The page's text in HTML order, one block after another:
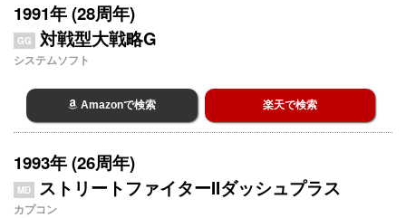
1991年 (28周年)
GG 対戦型大戦略G
システムソフト
Amazonで検索 楽天で検索
1993年 (26周年)
MD ストリートファイターIIダッシュプラス
カプコン